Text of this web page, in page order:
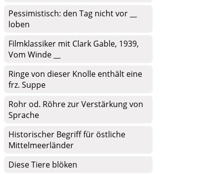
Pessimistisch: den Tag nicht vor __
loben
Filmklassiker mit Clark Gable, 1939,
Vom Winde __
Ringe von dieser Knolle enthält eine
frz. Suppe
Rohr od. Röhre zur Verstärkung von
Sprache
Historischer Begriff für östliche
Mittelmeerländer
Diese Tiere blöken